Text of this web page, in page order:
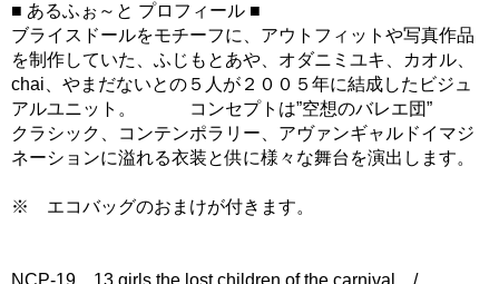
■ あるふぉ～と プロフィール ■
ブライスドールをモチーフに、アウトフィットや写真作品
を制作していた、ふじもとあや、オダニミユキ、カオル、
chai、やまだないとの５人が２００５年に結成したビジュ
アルユニット。 コンセプトは”空想のバレエ団”
クラシック、コンテンポラリー、アヴァンギャルドイマジ
ネーションに溢れる衣装と供に様々な舞台を演出します。
※ エコバッグのおまけが付きます。
NCP-19 13 girls the lost children of the carnival /